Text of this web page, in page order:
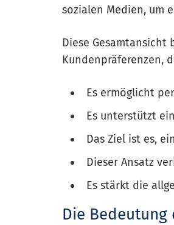
sozialen Medien, um
Diese
Kundenpräferenzen,
Es ermöglicht
Es unterstützt
Das Ziel ist es,
Dieser Ansatz
Es stärkt die
Die Bedeutung